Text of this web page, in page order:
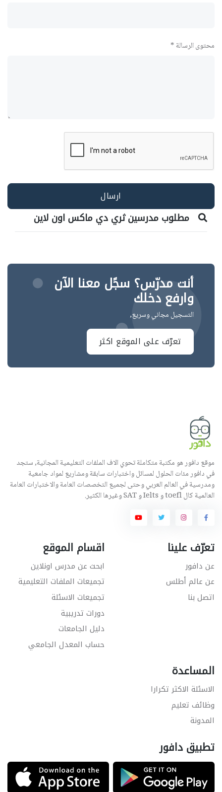
محتوى الرسالة *
مطلوب مدرسين ثري دي ماكس اون لاين
أنت مدرّس؟ سجًل معنا الآن
وارفع دخلك
التسجيل مجاني وسريع,
تعرّف على الموقع اكثر
موقع دافور هو مكتبة متكاملة تحوي الاف الملفات التعليمية المجانية, ستجد
في دافور مئات الحلول لمسائل واختبارات سابقة ومشاريع لمواد جامعية
ومدرسية في العالم العربي وحتى لجميع التخصصات العامة والاختبارات العامة
العالمية كال toefl و Ielts و SAT وغيرها الكثير.
تعرّف علينا
عن دافور
عن عالم أطلس
اتصل بنا
اقسام الموقع
ابحث عن مدرس اونلاين
تجميعات الملفات التعليمية
تجميعات الاسئلة
دورات تدريبية
دليل الجامعات
حساب المعدل الجامعي
المساعدة
الاسئلة الاكثر تكرارا
وظائف تعليم
المدونة
تطبيق دافور